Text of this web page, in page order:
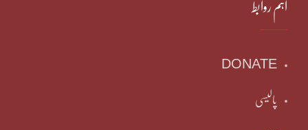
اہم روابط
DONATE
پالیسی